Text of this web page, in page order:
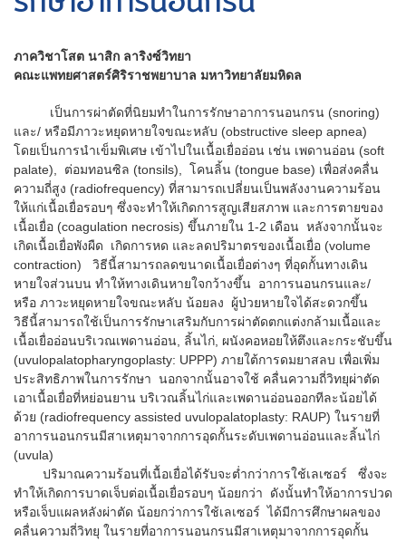
ภาควิชาโสต นาสิก ลาริงซ์วิทยา
คณะแพทยศาสตร์ศิริราชพยาบาล มหาวิทยาลัยมหิดล
เป็นการผ่าตัดที่นิยมทำในการรักษาอาการนอนกรน (snoring)
และ/ หรือมีภาวะหยุดหายใจขณะหลับ (obstructive sleep apnea)
โดยเป็นการนำเข็มพิเศษ เข้าไปในเนื้อเยื่ออ่อน เช่น เพดานอ่อน (soft
palate), ต่อมทอนซิล (tonsils), โคนลิ้น (tongue base) เพื่อส่งคลื่น
ความถี่สูง (radiofrequency) ที่สามารถเปลี่ยนเป็นพลังงานความร้อน
ให้แก่เนื้อเยื่อรอบๆ ซึ่งจะทำให้เกิดการสูญเสียสภาพ และการตายของ
เนื้อเยื่อ (coagulation necrosis) ขึ้นภายใน 1-2 เดือน หลังจากนั้นจะ
เกิดเนื้อเยื่อพังผืด เกิดการหด และลดปริมาตรของเนื้อเยื่อ (volume
contraction) วิธีนี้สามารถลดขนาดเนื้อเยื่อต่างๆ ที่อุดกั้นทางเดิน
หายใจส่วนบน ทำให้ทางเดินหายใจกว้างขึ้น อาการนอนกรนและ/
หรือ ภาวะหยุดหายใจขณะหลับ น้อยลง ผู้ป่วยหายใจได้สะดวกขึ้น
วิธีนี้สามารถใช้เป็นการรักษาเสริมกับการผ่าตัดตกแต่งกล้ามเนื้อและ
เนื้อเยื่ออ่อนบริเวณเพดานอ่อน, ลิ้นไก่, ผนังคอหอยให้ตึงและกระชับขึ้น
(uvulopalatopharyngoplasty: UPPP) ภายใต้การดมยาสลบ เพื่อเพิ่ม
ประสิทธิภาพในการรักษา นอกจากนั้นอาจใช้ คลื่นความถี่วิทยุผ่าตัด
เอาเนื้อเยื่อที่หย่อนยาน บริเวณลิ้นไก่และเพดานอ่อนออกทีละน้อยได้
ด้วย (radiofrequency assisted uvulopalatoplasty: RAUP) ในรายที่
อาการนอนกรนมีสาเหตุมาจากการอุดกั้นระดับเพดานอ่อนและลิ้นไก่
(uvula)
ปริมาณความร้อนที่เนื้อเยื่อได้รับจะต่ำกว่าการใช้เลเซอร์ ซึ่งจะ
ทำให้เกิดการบาดเจ็บต่อเนื้อเยื่อรอบๆ น้อยกว่า ดังนั้นทำให้อาการปวด
หรือเจ็บแผลหลังผ่าตัด น้อยกว่าการใช้เลเซอร์ ได้มีการศึกษาผลของ
คลื่นความถี่วิทยุ ในรายที่อาการนอนกรนมีสาเหตุมาจากการอุดกั้น